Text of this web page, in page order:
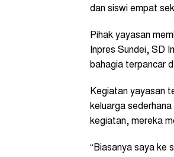
dan siswi empat
Pihak yayasan
Inpres Sundei, SD
bahagia terpancar
Kegiatan yayasan
keluarga
kegiatan, mereka
“Biasanya saya ke